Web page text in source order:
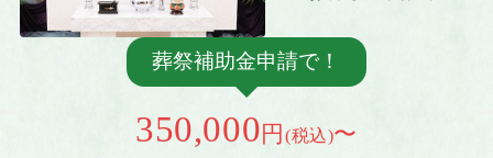
葬祭補助金申請で！
350,000円 (税込)〜